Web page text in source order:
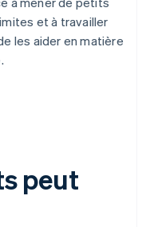
et à travailler
les aider en matière
peut